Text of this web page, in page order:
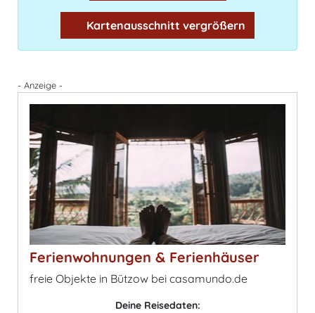
Kartenausschnitt vergrößern
- Anzeige -
Ferienwohnungen & Ferienhäuser
freie Objekte in Bützow bei casamundo.de
Deine Reisedaten: